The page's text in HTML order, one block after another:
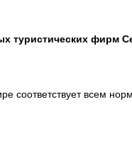
туристических фирм
соответствует всем